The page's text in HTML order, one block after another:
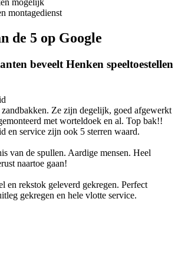
montagedienst
de 5 op Google
beveelt Henken speeltoestellen
Ze zijn degelijk, goed afgewerkt
met worteldoek en al. Top bak!!
en service zijn ook 5 sterren waard.
van de spullen. Aardige mensen. Heel
naartoe gaan!
en rekstok geleverd gekregen. Perfect
gekregen en hele vlotte service.